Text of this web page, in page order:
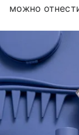
можно